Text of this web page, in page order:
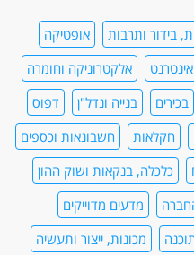
בידור ותרבות
אופטיקה
אינטרנט
אלקטרוניקה וחומרה
בכירים בנייה ונדל"ן
דפוס
חקלאות
חשבונאות וכספים
כלכלה, בנקאות ושוק ההון
מדעים מדוייקים
מכונות, ייצור ותעשיה